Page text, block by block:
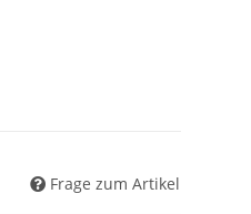
Frage zum Artikel